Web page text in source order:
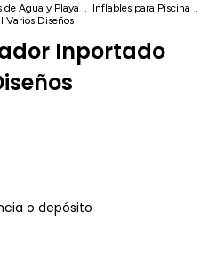
de Agua y Playa Inflables para Piscina
Varios Diseños
Inportado
o depósito